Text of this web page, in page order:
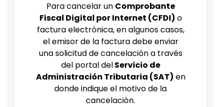
Para cancelar un Comprobante
Fiscal Digital por Internet (CFDI) o
factura electrónica, en algunos casos,
el emisor de la factura debe enviar
una solicitud de cancelación a través
del portal delServicio de
Administración Tributaria (SAT) en
donde indique el motivo de la
cancelación.